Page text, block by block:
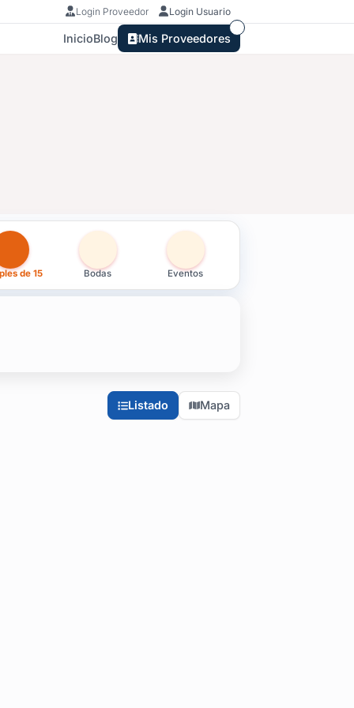
Login Proveedor Login Usuario
InicioBlog Mis Proveedores
de 15 Bodas Eventos
Listado Mapa
hasta jardines pensados para sesiones de los
y la ambientación hasta la coordinación técnica y la
del cumpleaños de 15.